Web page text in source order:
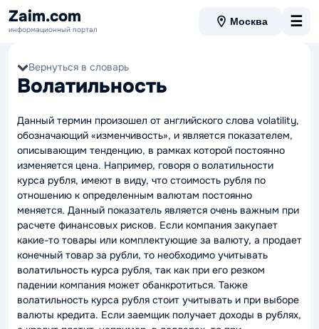
Zaim.com
информационный портал
Москва ☰
Вернуться в словарь
Волатильность
Данный термин произошел от английского слова volatility,
обозначающий «изменчивость», и является показателем,
описывающим тенденцию, в рамках которой постоянно
изменяется цена. Например, говоря о волатильности
курса рубля, имеют в виду, что стоимость рубля по
отношению к определенным валютам постоянно
меняется. Данный показатель является очень важным при
расчете финансовых рисков. Если компания закупает
какие-то товары или комплектующие за валюту, а продает
конечный товар за рубли, то необходимо учитывать
волатильность курса рубля, так как при его резком
падении компания может обанкротиться. Также
волатильность курса рубля стоит учитывать и при выборе
валюты кредита. Если заемщик получает доходы в рублях,